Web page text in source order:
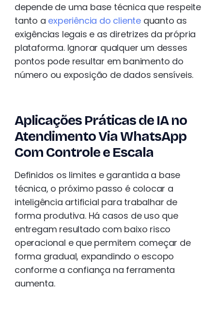
depende de uma base técnica que respeite
tanto a experiência do cliente quanto as
exigências legais e as diretrizes da própria
plataforma. Ignorar qualquer um desses
pontos pode resultar em banimento do
número ou exposição de dados sensíveis.
Aplicações Práticas de IA no
Atendimento Via WhatsApp
Com Controle e Escala
Definidos os limites e garantida a base
técnica, o próximo passo é colocar a
inteligência artificial para trabalhar de
forma produtiva. Há casos de uso que
entregam resultado com baixo risco
operacional e que permitem começar de
forma gradual, expandindo o escopo
conforme a confiança na ferramenta
aumenta.